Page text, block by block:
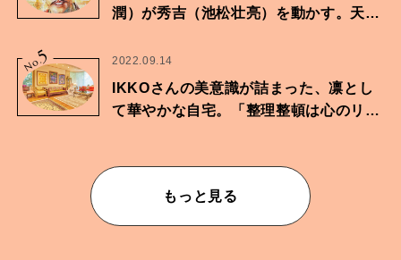
潤）が秀吉（池松壮亮）を動かす。天下
No.5 2022.09.14
IKKOさんの美意識が詰まった、凛とし
て華やかな自宅。「整理整頓は心のリズ
もっと見る